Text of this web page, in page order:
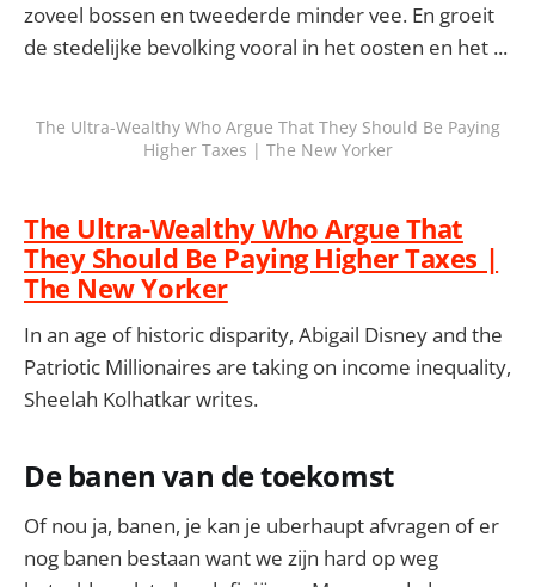
zoveel bossen en tweederde minder vee. En groeit
de stedelijke bevolking vooral in het oosten en het ...
The Ultra-Wealthy Who Argue That They Should Be Paying
Higher Taxes | The New Yorker
The Ultra-Wealthy Who Argue That
They Should Be Paying Higher Taxes |
The New Yorker
In an age of historic disparity, Abigail Disney and the
Patriotic Millionaires are taking on income inequality,
Sheelah Kolhatkar writes.
De banen van de toekomst
Of nou ja, banen, je kan je uberhaupt afvragen of er
nog banen bestaan want we zijn hard op weg